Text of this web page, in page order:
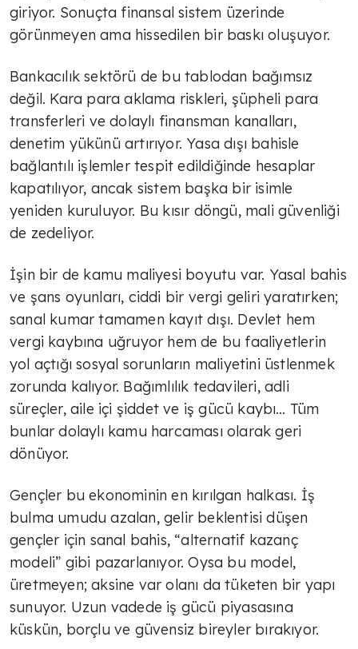
giriyor. Sonuçta finansal sistem üzerinde
görünmeyen ama hissedilen bir baskı oluşuyor.
Bankacılık sektörü de bu tablodan bağımsız
değil. Kara para aklama riskleri, şüpheli para
transferleri ve dolaylı finansman kanalları,
denetim yükünü artırıyor. Yasa dışı bahisle
bağlantılı işlemler tespit edildiğinde hesaplar
kapatılıyor, ancak sistem başka bir isimle
yeniden kuruluyor. Bu kısır döngü, mali güvenliği
de zedeliyor.
İşin bir de kamu maliyesi boyutu var. Yasal bahis
ve şans oyunları, ciddi bir vergi geliri yaratırken;
sanal kumar tamamen kayıt dışı. Devlet hem
vergi kaybına uğruyor hem de bu faaliyetlerin
yol açtığı sosyal sorunların maliyetini üstlenmek
zorunda kalıyor. Bağımlılık tedavileri, adli
süreçler, aile içi şiddet ve iş gücü kaybı… Tüm
bunlar dolaylı kamu harcaması olarak geri
dönüyor.
Gençler bu ekonominin en kırılgan halkası. İş
bulma umudu azalan, gelir beklentisi düşen
gençler için sanal bahis, “alternatif kazanç
modeli” gibi pazarlanıyor. Oysa bu model,
üretmeyen; aksine var olanı da tüketen bir yapı
sunuyor. Uzun vadede iş gücü piyasasına
küskün, borçlu ve güvensiz bireyler bırakıyor.
TÜLİN YALMAN
Ekonomide yeni eksen; sağlıklı
yaşam
TÜLİN YALMAN
Yeni ekonomik yol
TÜLİN YALMAN